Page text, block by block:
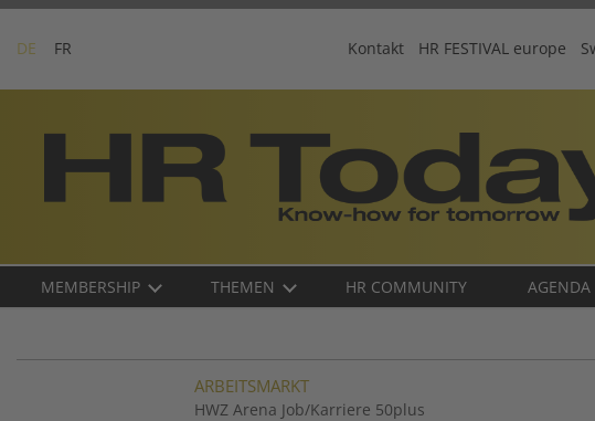
Skip
content
DE FR Kontakt HR FESTIVAL europe
Main
DE
MEMBERSHIP THEMEN HR COMMUNITY AGENDA
ARBEITSMARKT
HWZ Arena Job/Karriere 50plus